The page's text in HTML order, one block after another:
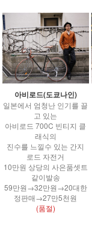
아비로드(도쿄나인)
일본에서 엄청난 인기를 끌
고 있는
아비로드 700C 빈티지 클
래식의
진수를 느낄수 있는 간지
로드 자전거
10만원 상당의 사은품셋트
같이발송
59만원→32만원→20대한
정판매→27만5천원
(품절)